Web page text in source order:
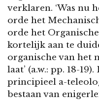
verklaren. ‘Was nu
orde het
orde het
kortelijk aan te
organische van het
laat’ (a.w.: pp. 18-
principieel a-
bestaan van